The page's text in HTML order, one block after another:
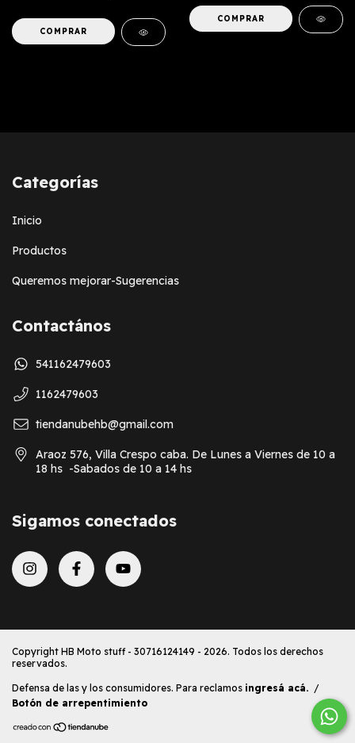
Categorías
Inicio
Productos
Queremos mejorar-Sugerencias
Contactános
541162479603
1162479603
tiendanubehb@gmail.com
Araoz 576, Villa Crespo caba. De Lunes a Viernes de 10 a
18 hs -Sabados de 10 a 14 hs
Sigamos conectados
Copyright HB Moto stuff - 30716124149 - 2026. Todos los derechos
reservados.
Defensa de las y los consumidores. Para reclamos ingresá acá. /
Botón de arrepentimiento